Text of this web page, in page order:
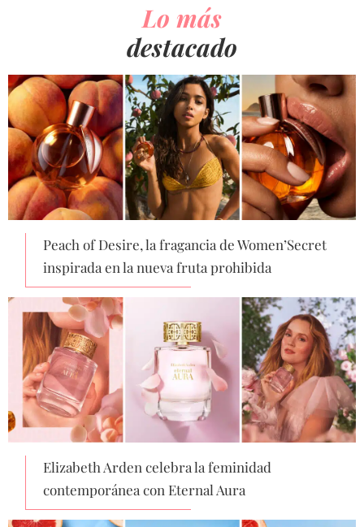
Lo más
destacado
Peach of Desire, la fragancia de Women’Secret
inspirada en la nueva fruta prohibida
Elizabeth Arden celebra la feminidad
contemporánea con Eternal Aura